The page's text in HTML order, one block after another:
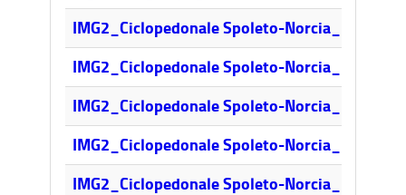
IMG2_Ciclopedonale Spoleto-
IMG2_Ciclopedonale Spoleto-
IMG2_Ciclopedonale Spoleto-
IMG2_Ciclopedonale Spoleto-
IMG2_Ciclopedonale Spoleto-